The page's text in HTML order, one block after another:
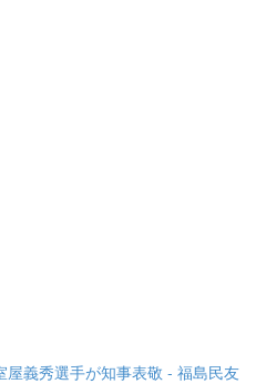
屋義秀選手が知事表敬 - 福島民友